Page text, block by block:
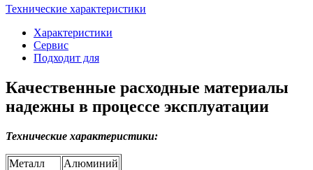
Технические характеристики
Характеристики
Сервис
Подходит для
Качественные расходные материалы
надежны в процессе эксплуатации
Технические характеристики:
Металл
Алюминий